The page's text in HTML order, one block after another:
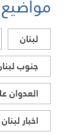
لبنان
جنوب
العدوان
اخبار لبنان